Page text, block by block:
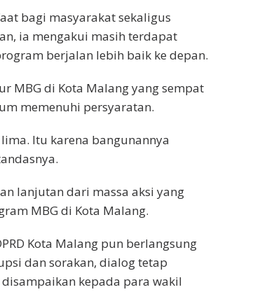
bagi masyarakat sekaligus
ia mengakui masih terdapat
berjalan lebih baik ke depan.
MBG di Kota Malang yang sempat
memenuhi persyaratan.
Itu karena bangunannya
lanjutan dari massa aksi yang
MBG di Kota Malang.
Kota Malang pun berlangsung
dan sorakan, dialog tetap
kepada para wakil